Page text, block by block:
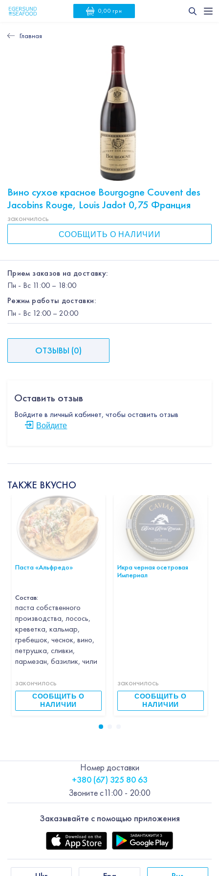
0,00 грн
Главная
Вино сухое красное Bourgogne Couvent des
Jacobins Rouge, Louis Jadot 0,75 Франция
закончилось
СООБЩИТЬ О НАЛИЧИИ
Прием заказов на доставку:
Пн - Вс 11:00 – 18:00
Режим работы доставки:
Пн - Вс 12:00 – 20:00
ОТЗЫВЫ (0)
Оставить отзыв
Войдите в личный кабинет, чтобы оставить отзыв
Войдите
ТАКЖЕ ВКУСНО
Паста «Альфредо»
Состав:
паста собственного
производства, лосось,
креветка, кальмар,
гребешок, чеснок, вино,
петрушка, сливки,
пармезан, базилик, чили
закончилось
СООБЩИТЬ О
НАЛИЧИИ
Икра черная осетровая
Империал
закончилось
СООБЩИТЬ О
НАЛИЧИИ
Заказывайте с помощью приложения
Номер доставки
+380 (67) 325 80 63
Звоните с11:00 - 20:00